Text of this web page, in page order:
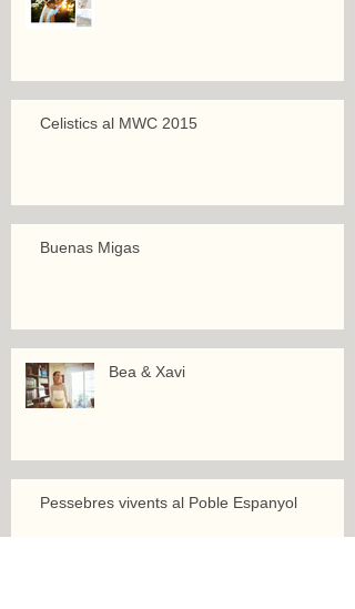
Celistics al MWC 2015
Buenas Migas
Bea & Xavi
Pessebres vivents al Poble Espanyol